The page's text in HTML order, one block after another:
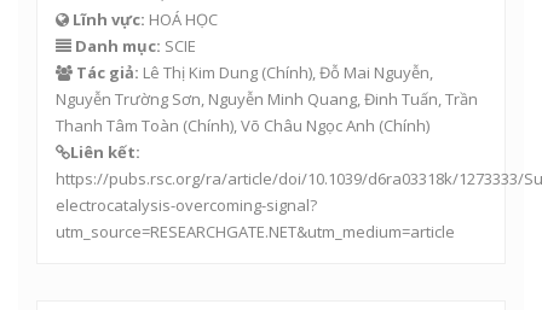
Lĩnh vực: HOÁ HỌC
Danh mục: SCIE
Tác giả: Lê Thị Kim Dung (Chính), Đỗ Mai Nguyễn,
Nguyễn Trường Sơn , Nguyễn Minh Quang, Đinh Tuấn, Trần
Thanh Tâm Toàn (Chính), Võ Châu Ngọc Anh (Chính)
Liên kết:
https://pubs.rsc.org/ra/article/doi/10.1039/d6ra03318k/1273333/
electrocatalysis-overcoming-signal?
utm_source=RESEARCHGATE.NET&utm_medium=article